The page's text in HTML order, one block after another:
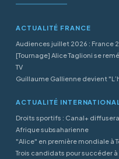
ACTUALITÉ FRANCE
Audiences juillet 2026 : France
[Tournage] Alice Taglioni se
TV
Guillaume Gallienne devient
ACTUALITÉ
Droits sportifs : Canal+
Afrique subsaharienne
"Alice" en première mondiale à
Trois candidats pour succéder à